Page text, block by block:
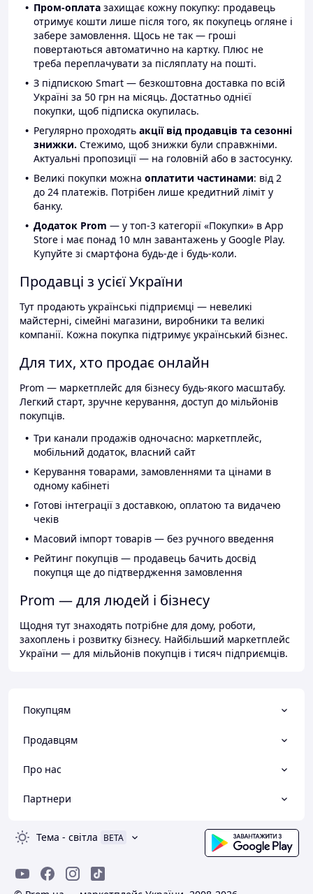
Пром-оплата захищає кожну покупку: продавець
отримує кошти лише після того, як покупець огляне і
забере замовлення. Щось не так — гроші
повертаються автоматично на картку. Плюс не
треба переплачувати за післяплату на пошті.
З підпискою Smart — безкоштовна доставка по всій
Україні за 50 грн на місяць. Достатньо однієї
покупки, щоб підписка окупилась.
Регулярно проходять акції від продавців та сезонні
знижки. Стежимо, щоб знижки були справжніми.
Актуальні пропозиції — на головній або в застосунку.
Великі покупки можна оплатити частинами: від 2
до 24 платежів. Потрібен лише кредитний ліміт у
банку.
Додаток Prom — у топ-3 категорії «Покупки» в App
Store і має понад 10 млн завантажень у Google Play.
Купуйте зі смартфона будь-де і будь-коли.
Продавці з усієї України
Тут продають українські підприємці — невеликі
майстерні, сімейні магазини, виробники та великі
компанії. Кожна покупка підтримує український бізнес.
Для тих, хто продає онлайн
Prom — маркетплейс для бізнесу будь-якого масштабу.
Легкий старт, зручне керування, доступ до мільйонів
покупців.
Три канали продажів одночасно: маркетплейс,
мобільний додаток, власний сайт
Керування товарами, замовленнями та цінами в
одному кабінеті
Готові інтеграції з доставкою, оплатою та видачею
чеків
Масовий імпорт товарів — без ручного введення
Рейтинг покупців — продавець бачить досвід
покупця ще до підтвердження замовлення
Prom — для людей і бізнесу
Щодня тут знаходять потрібне для дому, роботи,
захоплень і розвитку бізнесу. Найбільший маркетплейс
України — для мільйонів покупців і тисяч підприємців.
Покупцям
Продавцям
Про нас
Партнери
Тема - світла BETA